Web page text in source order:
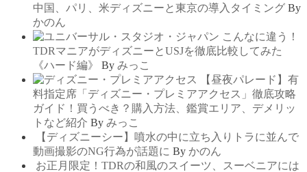
中国、パリ、米ディズニーと東京の導入タイミング By
かのん
こんなに違う！
TDRマニアがディズニーとUSJを徹底比較してみた
《ハード編》
By みっこ
【昼夜パレード】有
料指定席「ディズニー・プレミアアクセス」徹底攻略
ガイド！買うべき？購入方法、鑑賞エリア、デメリッ
トなど紹介 By みっこ
【ディズニーシー】噴水の中に立ち入りトラに並んで
動画撮影のNG行為が話題に By かのん
お正月限定！TDRの和風のスイーツ、スーベニアには